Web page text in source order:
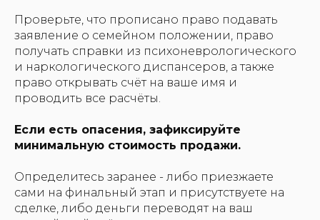
Проверьте, что прописано право подавать
заявление о семейном положении, право
получать справки из психоневрологического
и наркологического диспансеров, а также
право открывать счёт на ваше имя и
проводить все расчёты.
Если есть опасения, зафиксируйте
минимальную стоимость продажи.
Определитесь заранее - либо приезжаете
сами на финальный этап и присутствуете на
сделке, либо деньги переводят на ваш